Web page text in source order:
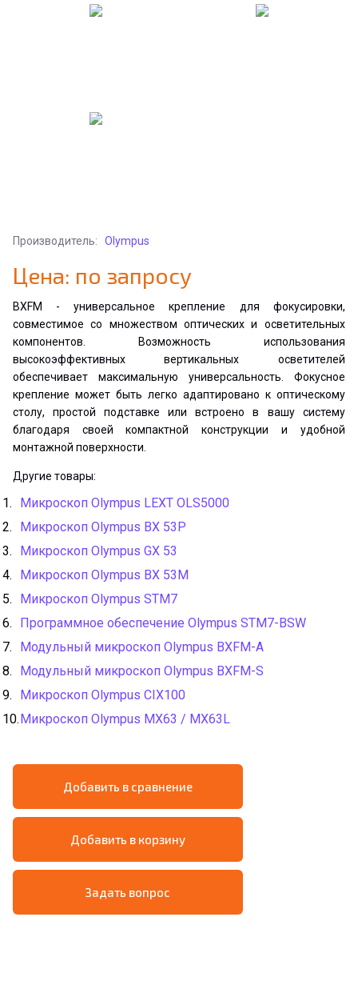
Производитель: Olympus
Цена: по запросу
BXFM - универсальное крепление для фокусировки,
совместимое со множеством оптических и осветительных
компонентов. Возможность использования
высокоэффективных вертикальных осветителей
обеспечивает максимальную универсальность. Фокусное
крепление может быть легко адаптировано к оптическому
столу, простой подставке или встроено в вашу систему
благодаря своей компактной конструкции и удобной
монтажной поверхности.
Другие товары:
Микроскоп Olympus LEXT OLS5000
Микроскоп Olympus BX 53P
Микроскоп Olympus GX 53
Микроскоп Olympus BX 53M
Микроскоп Olympus STM7
Программное обеспечение Olympus STM7-BSW
Модульный микроскоп Olympus BXFM-A
Модульный микроскоп Olympus BXFM-S
Микроскоп Olympus CIX100
Микроскоп Olympus MX63 / MX63L
Добавить в сравнение
Добавить в корзину
Задать вопрос